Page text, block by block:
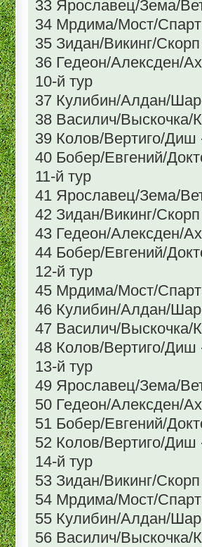
33 Ярославец/Зема/
34 Мрдима/Мост/
35 Зидан/Викинг/
36 Гедеон/Алексден/
10-й тур
37 Кулибин/Алдан/
38 Василич/Выскочка/
39 Колов/Вертиго/Диш
40 Бобер/Евгений/
11-й тур
41 Ярославец/Зема/
42 Зидан/Викинг/
43 Гедеон/Алексден/
44 Бобер/Евгений/
12-й тур
45 Мрдима/Мост/
46 Кулибин/Алдан/
47 Василич/Выскочка/
48 Колов/Вертиго/
13-й тур
49 Ярославец/Зема/
50 Гедеон/Алексден/
51 Бобер/Евгений/
52 Колов/Вертиго/
14-й тур
53 Зидан/Викинг/
54 Мрдима/Мост/
55 Кулибин/Алдан/
56 Василич/Выскочка/